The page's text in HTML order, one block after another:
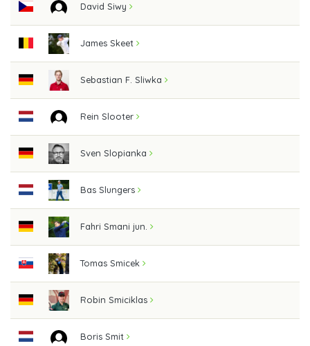
David Siwy
James Skeet
Sebastian F. Sliwka
Rein Slooter
Sven Slopianka
Bas Slungers
Fahri Smani jun.
Tomas Smicek
Robin Smiciklas
Boris Smit